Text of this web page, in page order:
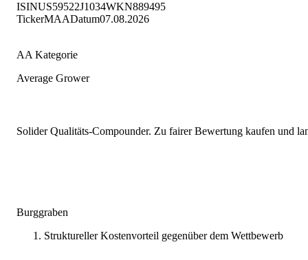
ISINUS59522J1034WKN889495
TickerMAADatum07.08.2026
AA Kategorie
Average Grower
Solider Qualitäts-Compounder. Zu fairer Bewertung kaufen und
Burggraben
Struktureller Kostenvorteil gegenüber dem Wettbewerb